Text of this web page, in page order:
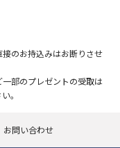
のお持込みはお断りさせ
部のプレゼントの受取は
。
お問い合わせ